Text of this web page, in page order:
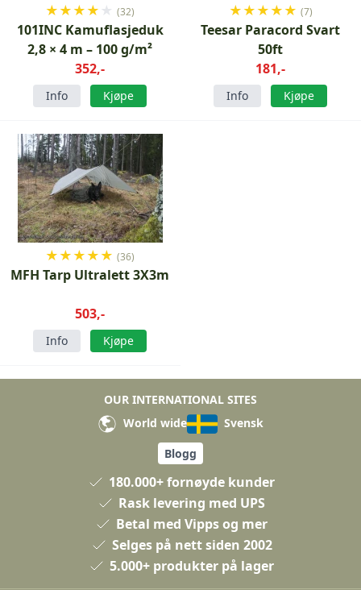
★★★★ ★ (32)
101INC Kamuflasjeduk
2,8 × 4 m – 100 g/m²
352,-
Info Kjøpe
★★★★★ (7)
Teesar Paracord Svart
50ft
181,-
Info Kjøpe
★★★★★ (36)
MFH Tarp Ultralett 3X3m
503,-
Info Kjøpe
OUR INTERNATIONAL SITES
World wide
Svensk
Blogg
180.000+ fornøyde kunder
Rask levering med UPS
Betal med Vipps og mer
Selges på nett siden 2002
5.000+ produkter på lager